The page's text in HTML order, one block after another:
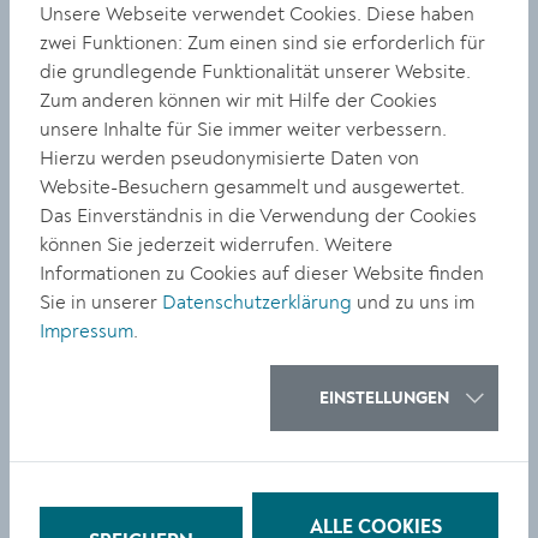
Entscheidungen gegen die Würde des Menschen.
Angst und Hass waren der Nährboden - insbesondere
der Antisemitismus, der den Weg für Verbrechen an
Andersgläubigen und anderen Völkern ebnete.
Deshalb müssen wir auch heute antisemitischen
Äußerungen und Witzen entgegentreten, um
Demokratie und Freiheit zu schützen“, mahnte der
kroatische Botschafter Daniel Glunčić.
Der Präsident des Landesgerichts für Strafsachen,
Friedrich Forsthuber, ergänzt: „In der Zeit des
Nationalsozialismus entstand ein Raum, in dem
Menschen willkürlich ermordet und hingerichtet
wurden - durch ein menschenverachtendes Regime
schützt und den Menschen Zuversicht gibt“, und ruft
Unsere Webseite verwendet Cookies. Diese haben
zwei Funktionen: Zum einen sind sie erforderlich für
die grundlegende Funktionalität unserer Website.
Zum anderen können wir mit Hilfe der Cookies
unsere Inhalte für Sie immer weiter verbessern.
Hierzu werden pseudonymisierte Daten von
Website-Besuchern gesammelt und ausgewertet.
Das Einverständnis in die Verwendung der Cookies
können Sie jederzeit widerrufen. Weitere
Informationen zu Cookies auf dieser Website finden
Sie in unserer Datenschutzerklärung und zu uns im
Impressum.
EINSTELLUNGEN
ALLE COOKIES